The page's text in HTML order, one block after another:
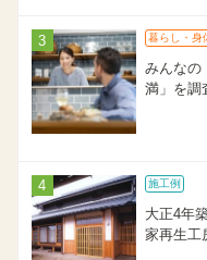
暮らし・身
みんなの
満」を調
施工例
大正4年
家再生工